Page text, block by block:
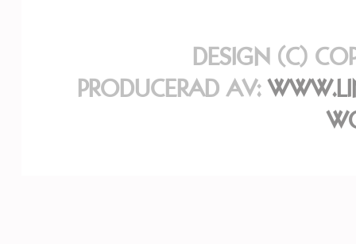
DESIGN (C)
PRODUCERAD AV: